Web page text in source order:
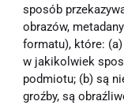
sposób
obrazów,
formatu), które:
w jakikolwiek
podmiotu; (b) są
groźby, są